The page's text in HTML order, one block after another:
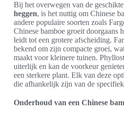
Bij het overwegen van de geschikte
heggen, is het nuttig om Chinese
andere populaire soorten zoals
Chinese bamboe groeit doorgaans
leidt tot een grotere afscheiding.
bekend om zijn compacte groei,
maakt voor kleinere tuinen.
uiterlijk en kan de voorkeur
een sterkere plant. Elk van deze
die afhankelijk zijn van de
Onderhoud van een Chinese